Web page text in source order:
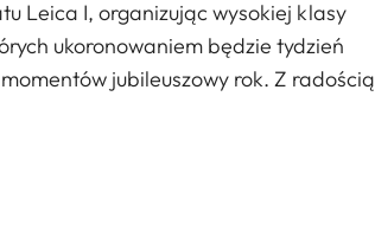
Leica I, organizując wysokiej klasy
ukoronowaniem będzie tydzień
jubileuszowy rok. Z radością